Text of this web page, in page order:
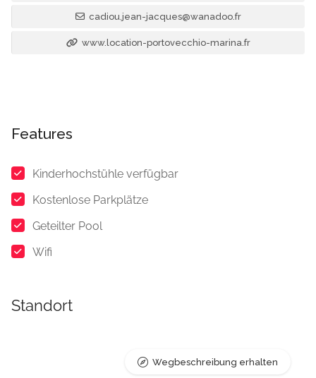
cadiou.jean-jacques@wanadoo.fr
www.location-portovecchio-marina.fr
Features
Kinderhochstühle verfügbar
Kostenlose Parkplätze
Geteilter Pool
Wifi
Standort
Wegbeschreibung erhalten